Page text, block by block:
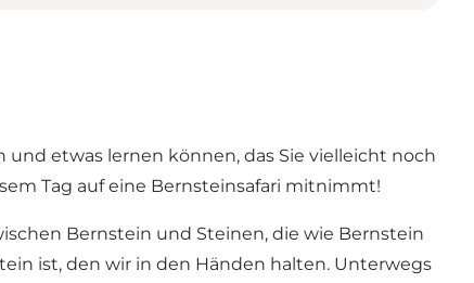
etwas lernen können, das Sie vielleicht noch
Tag auf eine Bernsteinsafari mitnimmt!
Bernstein und Steinen, die wie Bernstein
ist, den wir in den Händen halten. Unterwegs